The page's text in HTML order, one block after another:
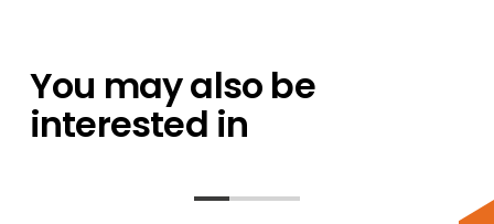
You may also be
interested in